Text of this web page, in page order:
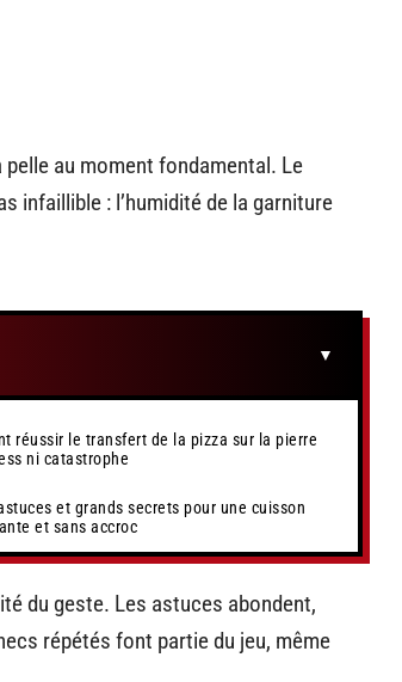
au moment fondamental. Le
infaillible : l’humidité de la garniture
réussir le transfert de la pizza sur la pierre
ni catastrophe
et grands secrets pour une cuisson
et sans accroc
du geste. Les astuces abondent,
répétés font partie du jeu, même